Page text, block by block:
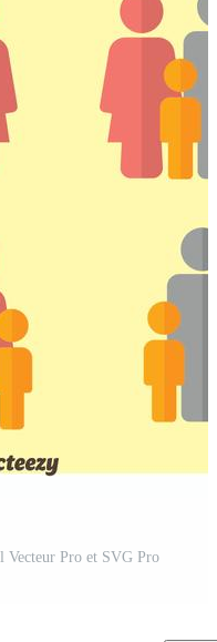
Vecteur Pro et SVG Pro